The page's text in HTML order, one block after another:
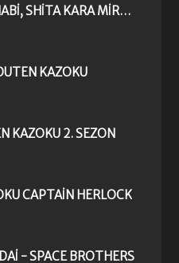
UCHIAGE HANABI, SHITA KARA MIRU KA? YOKO KARA MIRU KA?
KAZOKU
KAZOKU 2. SEZON
CAPTAIN HERLOCK
- SPACE BROTHERS